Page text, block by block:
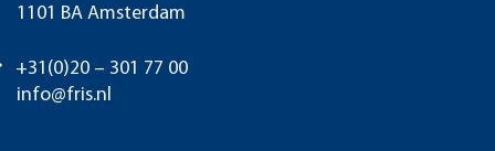
1101 BA Amsterdam
+31(0)20 – 301 77 00
info@fris.nl